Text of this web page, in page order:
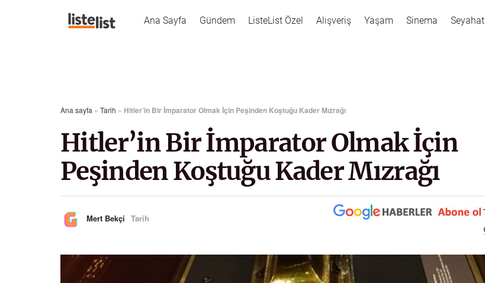
Ana Sayfa Gündem ListeList Özel Alışveriş Yaşam Sinema Seyahat
Ana sayfa » Tarih » Hitler’in Bir İmparator Olmak İçin Peşinden Koştuğu Kader Mızrağı
Hitler’in Bir İmparator Olmak İçin
Peşinden Koştuğu Kader Mızrağı
Mert Bekçi Tarih